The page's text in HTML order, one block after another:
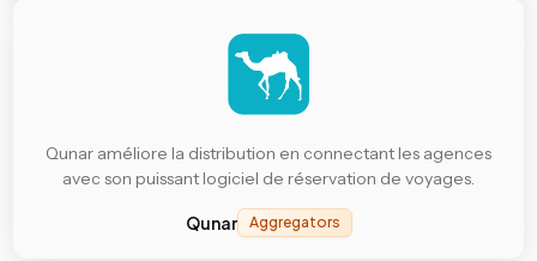
Qunar améliore la distribution en connectant les agences
avec son puissant logiciel de réservation de voyages.
Qunar Aggregators